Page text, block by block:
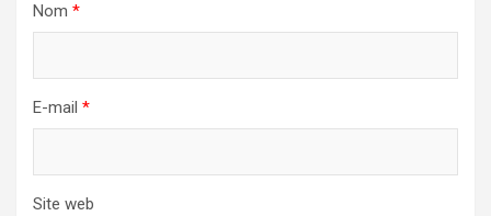
Nom *
E-mail *
Site web